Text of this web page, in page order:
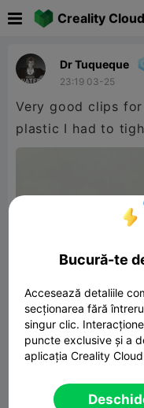
Creality Cloud
Dr Tuqueque
23:19 03-25
Very good clips
plastic I had to
Bucură-te
Accesează detaliile
secționarea fără
singur clic.
puncte exclusive și a
aplicația Creality